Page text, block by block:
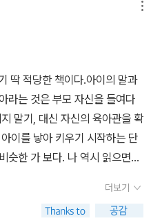
다. 괜히 자고 있는 아이의 얼굴
니핑 세계관을 꼭 집중해서 들
당장 아이가 어린이집에서 돌
어졌을지도 모르겠다. '경청'이
지만 정말이지 의식적으로라
녹듯 사라지고 없으면, 내일 다
에게도, 주위 사람들에게도!)​
것과 안되는 것을 구분시켜주
집어들었을 양육자들에게 너무
소통할수있으며 행복한 육아
다*
딱 적당한 책이다.아이의 말과
라는 것은 부모 자신을 들여다
말기, 대신 자신의 육아관을 확
이를 낳아 키우기 시작하는 단
슷한 가 보다. 나 역시 읽으면서
다. 이 둘의 차이는 ‘누구를 위한
위한 것이라면 그것은 응석받
더보기